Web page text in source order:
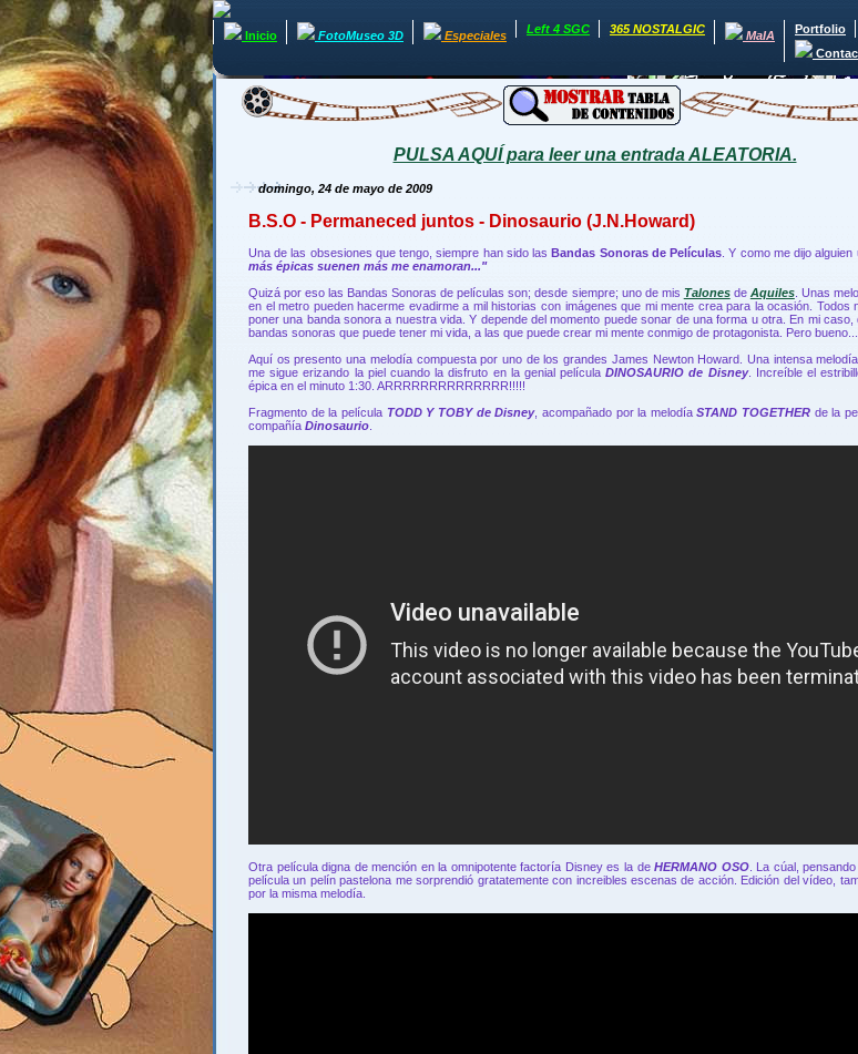
Inicio FotoMuseo 3D Especiales Left 4 SGC 365 NOSTALGIC MaIA Portfolio
PULSA AQUÍ para leer una entrada ALEATORIA.
domingo, 24 de mayo de 2009
B.S.O - Permaneced juntos - Dinosaurio (J.N.Howard)
Una de las obsesiones que tengo, siempre han sido las Bandas Sonoras de Películas. Y como me dijo alguien
más épicas suenen más me enamoran..."
Quizá por eso las Bandas Sonoras de películas son; desde siempre; uno de mis Talonesde Aquiles. Unas
en el metro pueden hacerme evadirme a mil historias con imágenes que mi mente crea para la ocasión. Todos
poner una banda sonora a nuestra vida. Y depende del momento puede sonar de una forma u otra. En mi caso,
bandas sonoras que puede tener mi vida, a las que puede crear mi mente conmigo de protagonista. Pero bueno...
Aquí os presento una melodía compuesta por uno de los grandes James Newton Howard. Una intensa
me sigue erizando la piel cuando la disfruto en la genial películaDINOSAURIO de Disney. Increíble el
épica en el minuto 1:30. ARRRRRRRRRRRRRR!!!!!
Fragmento de la película TODD Y TOBY de Disney, acompañado por la melodíaSTAND TOGETHER de la
compañía Dinosaurio.
Otra película digna de mención en la omnipotente factoría Disney es la deHERMANO OSO. La cúal,
película un pelín pastelona me sorprendió gratatemente con increibles escenas de acción. Edición del vídeo,
por la misma melodía.